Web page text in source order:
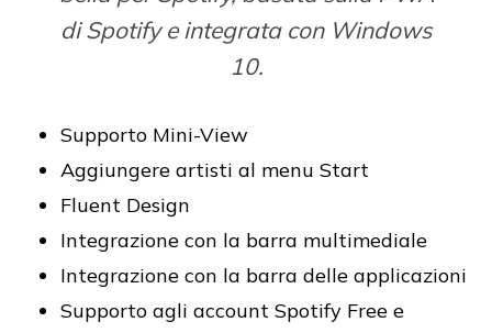
di Spotify e integrata con Windows
10.
Supporto Mini-View
Aggiungere artisti al menu Start
Fluent Design
Integrazione con la barra multimediale
Integrazione con la barra delle applicazioni
Supporto agli account Spotify Free e